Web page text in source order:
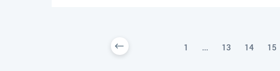
1 ... 13 14 15